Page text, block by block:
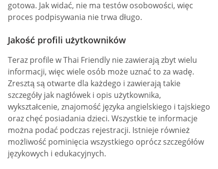
gotowa. Jak widać, nie ma testów osobowości, więc
proces podpisywania nie trwa długo.
Jakość profili użytkowników
Teraz profile w Thai Friendly nie zawierają zbyt wielu
informacji, więc wiele osób może uznać to za wadę.
Zresztą są otwarte dla każdego i zawierają takie
szczegóły jak nagłówek i opis użytkownika,
wykształcenie, znajomość języka angielskiego i tajskiego
oraz chęć posiadania dzieci. Wszystkie te informacje
można podać podczas rejestracji. Istnieje również
możliwość pominięcia wszystkiego oprócz szczegółów
językowych i edukacyjnych.